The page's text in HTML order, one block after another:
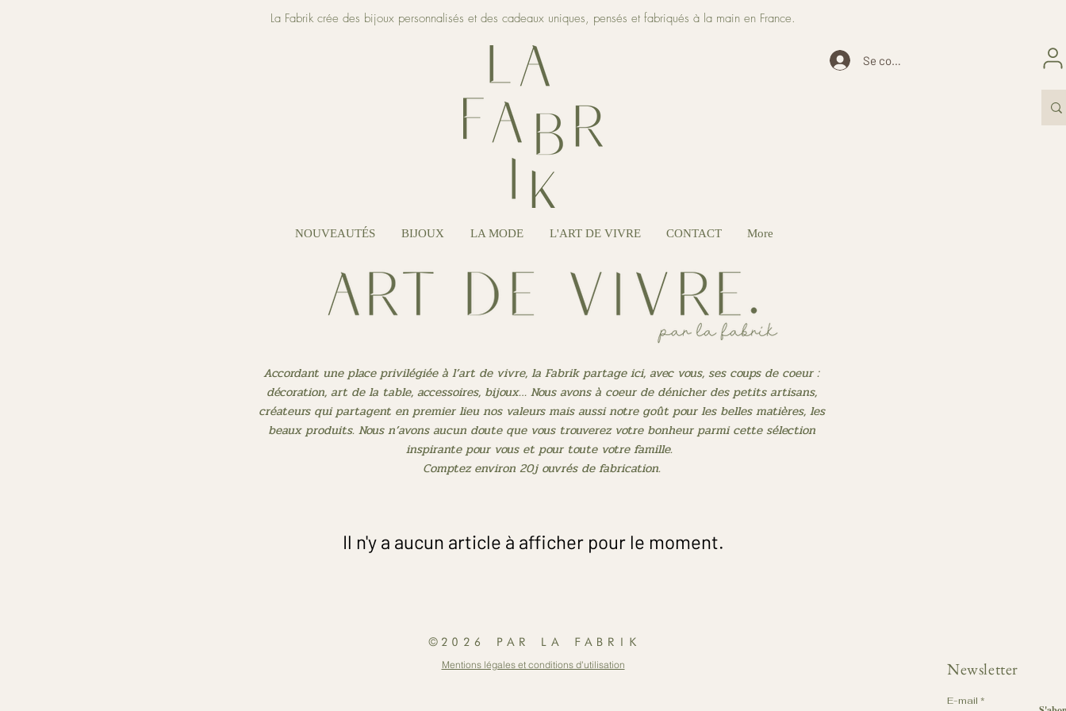
La Fabrik crée des bijoux personnalisés et des cadeaux uniques, pensés et fabriqués à la main en France.
Se connecter
NOUVEAUTÉS BIJOUX LA MODE L'ART DE VIVRE CONTACT More
Il n'y a aucun article à afficher pour le moment.
Accordant une place privilégiée à l’art de vivre, la Fabrik partage ici, avec vous, ses coups de coeur :
décoration, art de la table, accessoires, bijoux… Nous avons à coeur de dénicher des petits artisans,
créateurs qui partagent en premier lieu nos valeurs mais aussi notre goût pour les belles matières, les
beaux produits. Nous n’avons aucun doute que vous trouverez votre bonheur parmi cette sélection
inspirante pour vous et pour toute votre famille.
Comptez environ 20j ouvrés de fabrication.
©2026 PAR LA FABRIK
Mentions légales et conditions d'utilisation Newsletter
E-mail